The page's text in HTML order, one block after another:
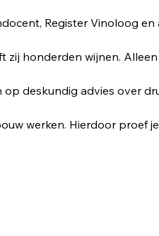
Register Vinoloog
zij honderden wijnen.
deskundig advies over
werken. Hierdoor proef